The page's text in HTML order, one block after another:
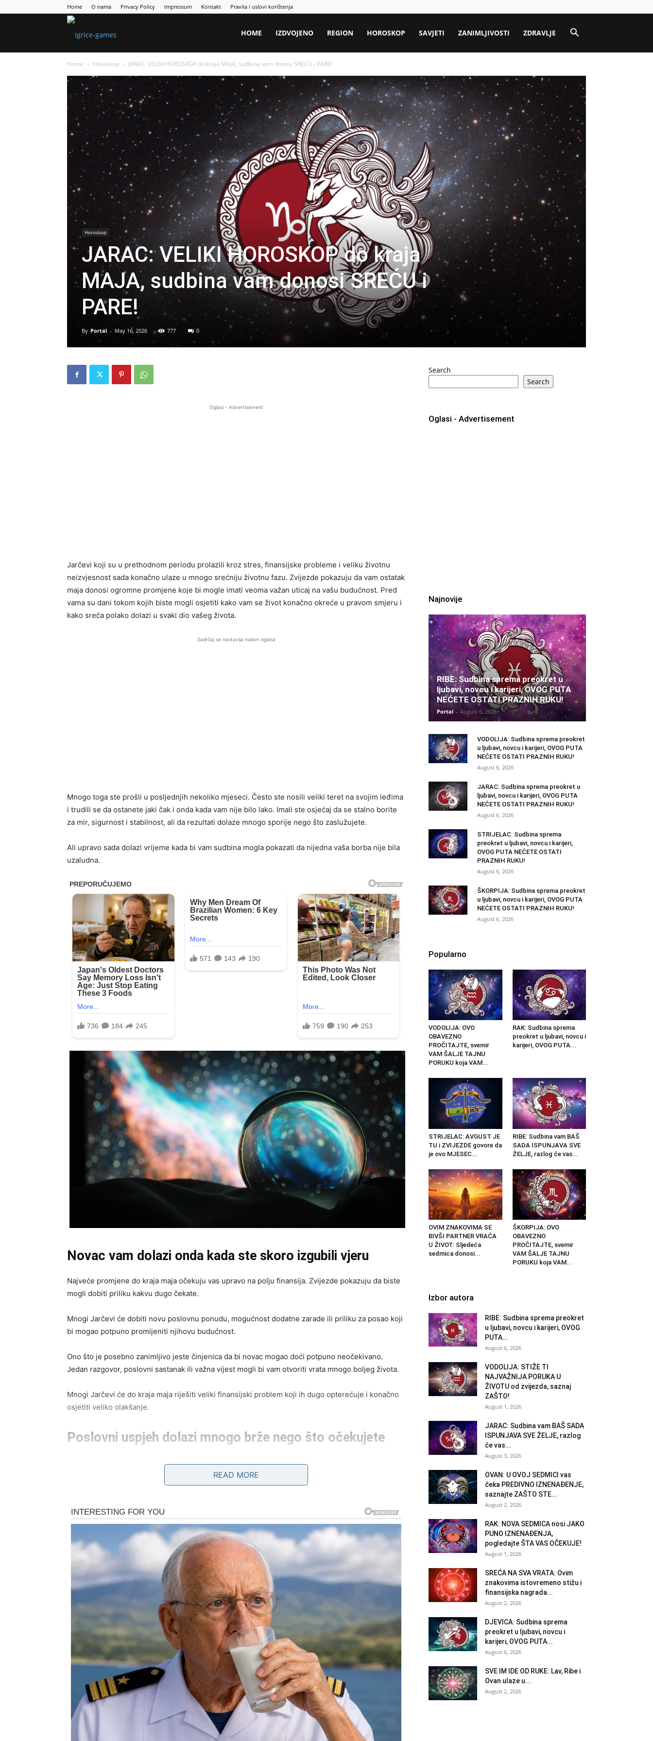
Home O nama Privacy Policy Impressum Kontakt Pravila i uslovi korištenja
HOME IZDVOJENO REGION HOROSKOP SAVJETI ZANIMLJIVOSTI ZDRAVLJE
Home Horoskop JARAC: VELIKI HOROSKOP do kraja MAJA, sudbina vam donosi SREĆU i PARE!
Horoskop
JARAC: VELIKI HOROSKOP do kraja
MAJA, sudbina vam donosi SREĆU i
PARE!
By Portal - May 16, 2026 777 0
Oglasi - Advertisement
Jarčevi koji su u prethodnom periodu prolazili kroz stres, finansijske probleme i veliku životnu
neizvjesnost sada konačno ulaze u mnogo srećniju životnu fazu. Zvijezde pokazuju da vam ostatak
maja donosi ogromne promjene koje bi mogle imati veoma važan uticaj na vašu budućnost. Pred
vama su dani tokom kojih biste mogli osjetiti kako vam se život konačno okreće u pravom smjeru i
kako sreća polako dolazi u svaki dio vašeg života.
Sadržaj se nastavlja nakon oglasa
Mnogo toga ste prošli u posljednjih nekoliko mjeseci. Često ste nosili veliki teret na svojim leđima
i trudili se da ostanete jaki čak i onda kada vam nije bilo lako. Imali ste osjećaj da se stalno borite
za mir, sigurnost i stabilnost, ali da rezultati dolaze mnogo sporije nego što zaslužujete.
Ali upravo sada dolazi vrijeme kada bi vam sudbina mogla pokazati da nijedna vaša borba nije bila
uzaludna.
Novac vam dolazi onda kada ste skoro izgubili vjeru
Najveće promjene do kraja maja očekuju vas upravo na polju finansija. Zvijezde pokazuju da biste
mogli dobiti priliku kakvu dugo čekate.
Mnogi Jarčevi će dobiti novu poslovnu ponudu, mogućnost dodatne zarade ili priliku za posao koji
bi mogao potpuno promijeniti njihovu budućnost.
Ono što je posebno zanimljivo jeste činjenica da bi novac mogao doći potpuno neočekivano.
Jedan razgovor, poslovni sastanak ili važna vijest mogli bi vam otvoriti vrata mnogo boljeg života.
Mnogi Jarčevi će do kraja maja riješiti veliki finansijski problem koji ih dugo opterećuje i konačno
osjetiti veliko olakšanje.
Poslovni uspjeh dolazi mnogo brže nego što očekujete
Kada je posao u pitanju, pred vama su veoma važni dani. Zvijezde pokazuju da će mnogi Jarčevi
se to moglo ostvariti. Posebno će sreće imati oni Jarčevi koji planiraju pokrenuti nešto novo ili već
duže vrijeme razmišljaju o velikim poslovnim promjenama.
Sudbina vam sada otvara vrata uspjeha i veoma je važno da ne sumnjate u sebe.
READ MORE
Search
Search
Oglasi - Advertisement
Najnovije
RIBE: Sudbina sprema preokret u
ljubavi, novcu i karijeri, OVOG PUTA
NEĆETE OSTATI PRAZNIH RUKU!
Portal - August 6, 2026
VODOLIJA: Sudbina sprema preokret
u ljubavi, novcu i karijeri, OVOG PUTA
NEĆETE OSTATI PRAZNIH RUKU!
August 6, 2026
JARAC: Sudbina sprema preokret u
ljubavi, novcu i karijeri, OVOG PUTA
NEĆETE OSTATI PRAZNIH RUKU!
August 6, 2026
STRIJELAC: Sudbina sprema
preokret u ljubavi, novcu i karijeri,
OVOG PUTA NEĆETE OSTATI
PRAZNIH RUKU!
August 6, 2026
ŠKORPIJA: Sudbina sprema preokret
u ljubavi, novcu i karijeri, OVOG PUTA
NEĆETE OSTATI PRAZNIH RUKU!
August 6, 2026
Popularno
VODOLIJA: OVO
OBAVEZNO
PROČITAJTE, svemir
VAM ŠALJE TAJNU
PORUKU koja VAM...
RAK: Sudbina sprema
preokret u ljubavi, novcu i
karijeri, OVOG PUTA...
STRIJELAC: AVGUST JE
TU i ZVIJEZDE govore da
je ovo MJESEC...
RIBE: Sudbina vam BAŠ
SADA ISPUNJAVA SVE
ŽELJE, razlog će vas...
OVIM ZNAKOVIMA SE
BIVŠI PARTNER VRAĆA
U ŽIVOT: Sljedeća
sedmica donosi...
ŠKORPIJA: OVO
OBAVEZNO
PROČITAJTE, svemir
VAM ŠALJE TAJNU
PORUKU koja VAM...
Izbor autora
RIBE: Sudbina sprema preokret
u ljubavi, novcu i karijeri, OVOG
PUTA...
August 6, 2026
VODOLIJA: STIŽE TI
NAJVAŽNIJA PORUKA U
ŽIVOTU od zvijezda, saznaj
ZAŠTO!
August 1, 2026
JARAC: Sudbina vam BAŠ SADA
ISPUNJAVA SVE ŽELJE, razlog
će vas...
August 3, 2026
OVAN: U OVOJ SEDMICI vas
čeka PREDIVNO IZNENAĐENJE,
saznajte ZAŠTO STE...
August 2, 2026
RAK: NOVA SEDMICA nosi JAKO
PUNO IZNENAĐENJA,
pogledajte ŠTA VAS OČEKUJE!
August 1, 2026
SREĆA NA SVA VRATA: Ovim
znakovima istovremeno stižu i
finansijska nagrada...
August 2, 2026
DJEVICA: Sudbina sprema
preokret u ljubavi, novcu i
karijeri, OVOG PUTA...
August 6, 2026
SVE IM IDE OD RUKE: Lav, Ribe i
Ovan ulaze u...
August 2, 2026